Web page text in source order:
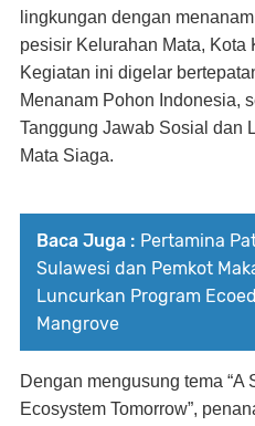
lingkungan dengan menanam
pesisir Kelurahan Mata, Kota
Kegiatan ini digelar
Menanam Pohon Indonesia,
Tanggung Jawab Sosial dan
Mata Siaga.
Baca Juga : Pertamina
Sulawesi dan Pemkot
Luncurkan Program
Mangrove
Dengan mengusung tema “A
Ecosystem Tomorrow”,